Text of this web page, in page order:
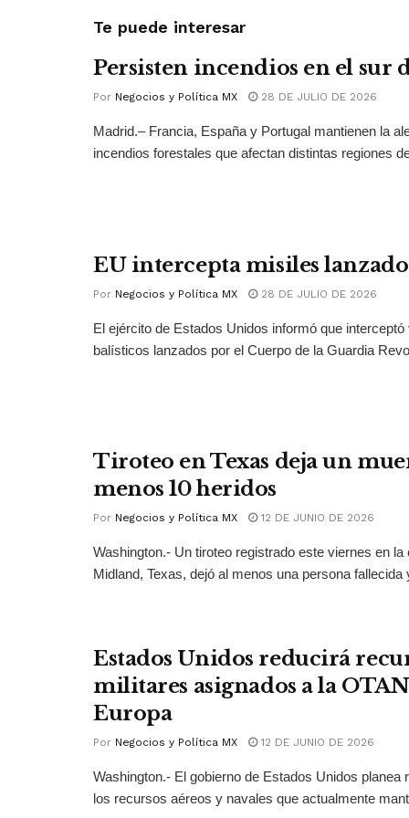
Te puede interesar
Persisten incendios en el sur
Por Negocios y Política MX 28 DE JULIO DE 2026
Madrid.– Francia, España y Portugal mantienen la
incendios forestales que afectan distintas regiones
EU intercepta misiles
Por Negocios y Política MX 28 DE JULIO DE 2026
El ejército de Estados Unidos informó que
balísticos lanzados por el Cuerpo de la Guardia
Tiroteo en Texas deja un
menos 10 heridos
Por Negocios y Política MX 12 DE JUNIO DE 2026
Washington.- Un tiroteo registrado este viernes en la
Midland, Texas, dejó al menos una persona fallecida
Estados Unidos reducirá
militares asignados a la
Europa
Por Negocios y Política MX 12 DE JUNIO DE 2026
Washington.- El gobierno de Estados Unidos planea
los recursos aéreos y navales que actualmente